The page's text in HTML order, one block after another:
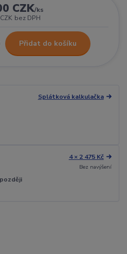
CZK/ks
bez DPH
Přidat do košíku
Splátková kalkulačka
4 × 2 475 Kč
Bez navýšení